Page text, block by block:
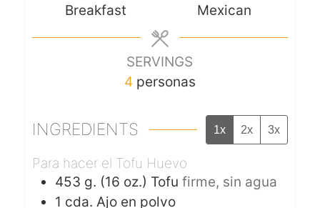
Breakfast
Mexican
SERVINGS
4 personas
INGREDIENTS 1x 2x 3x
Para hacer el Tofu Huevo
453 g. (16 oz.) Tofu firme, sin agua
1 cda. Ajo en polvo